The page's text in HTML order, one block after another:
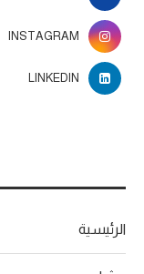
INSTAGRAM
LINKEDIN
الرئيسية